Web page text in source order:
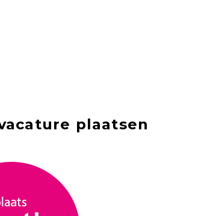
plaatsen